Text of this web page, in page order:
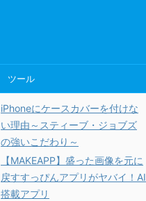
ツール
iPhoneにケースカバーを付けな
い理由～スティーブ・ジョブズ
の強いこだわり～
【MAKEAPP】盛った画像を元に
戻すすっぴんアプリがヤバイ！AI
搭載アプリ